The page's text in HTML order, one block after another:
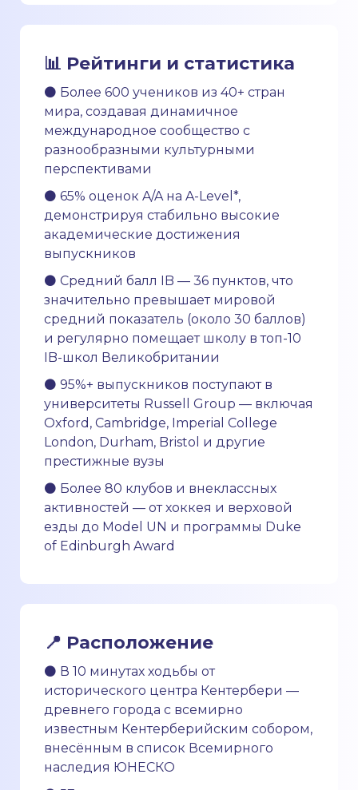
📊 Рейтинги и статистика
⚫ Более 600 учеников из 40+ стран
мира, создавая динамичное
международное сообщество с
разнообразными культурными
перспективами
⚫ 65% оценок A/A на A-Level*,
демонстрируя стабильно высокие
академические достижения
выпускников
⚫ Средний балл IB — 36 пунктов, что
значительно превышает мировой
средний показатель (около 30 баллов)
и регулярно помещает школу в топ-10
IB-школ Великобритании
⚫ 95%+ выпускников поступают в
университеты Russell Group — включая
Oxford, Cambridge, Imperial College
London, Durham, Bristol и другие
престижные вузы
⚫ Более 80 клубов и внеклассных
активностей — от хоккея и верховой
езды до Model UN и программы Duke
of Edinburgh Award
📍 Расположение
⚫ В 10 минутах ходьбы от
исторического центра Кентербери —
древнего города с всемирно
известным Кентерберийским собором,
внесённым в список Всемирного
наследия ЮНЕСКО